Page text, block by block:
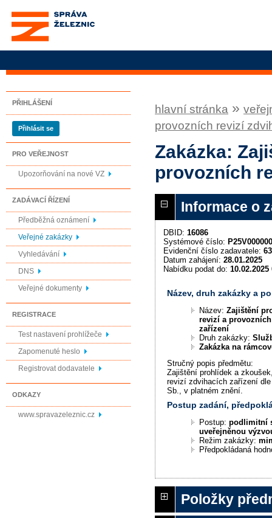
Správa železnic, státní
organizace
PŘIHLÁŠENÍ
Přihlásit se
PRO VEŘEJNOST
Upozorňování na nové VZ
ZADÁVACÍ ŘÍZENÍ
Předběžná oznámení
Veřejné zakázky
Vyhledávání
DNS
Veřejné dokumenty
REGISTRACE
Test nastavení prohlížeče
Zapomenuté heslo
Registrovat dodavatele
ODKAZY
www.spravazeleznic.cz
hlavní stránka »
provozních revizí
Zakázka:
provozních
Informace o
DBID: 16086
Systémové číslo:
Evidenční číslo zadavatele:
Datum zahájení: 28.01.2025
Nabídku podat do: 10.02.2025
Název, druh zakázky a
Název:Zajištění
revizí a
zařízení
Druh zakázky:
Zakázka na
Stručný popis předmětu:
Zajištění prohlídek a
revizí zdvihacích zařízení
Sb., v platném znění.
Postup zadání,
Postup:podlimitní
uveřejněnou
Režim zakázky:
Předpokládaná
Položky